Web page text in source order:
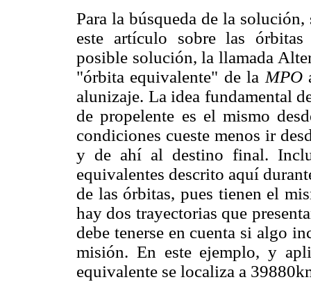
Para la búsqueda de la
este artículo sobre las órbitas
posible solución, la llamada
"órbita equivalente" de la MPO
alunizaje. La idea fundamental
de propelente es el mismo
condiciones cueste menos ir
y de ahí al destino final.
equivalentes descrito aquí
de las órbitas, pues tienen el
hay dos trayectorias que
debe tenerse en cuenta si algo
misión. En este ejemplo, y
equivalente se localiza a